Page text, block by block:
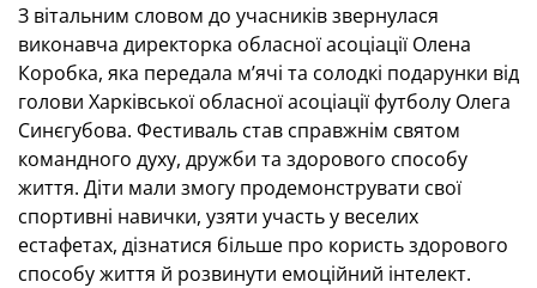
З вітальним словом до учасників звернулася
виконавча директорка обласної асоціації Олена
Коробка, яка передала м’ячі та солодкі подарунки від
голови Харківської обласної асоціації футболу Олега
Синєгубова. Фестиваль став справжнім святом
командного духу, дружби та здорового способу
життя. Діти мали змогу продемонструвати свої
спортивні навички, узяти участь у веселих
естафетах, дізнатися більше про користь здорового
способу життя й розвинути емоційний інтелект.